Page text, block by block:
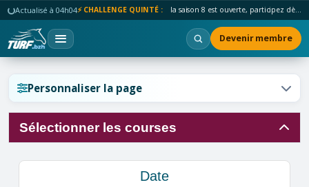
Actualisé à 04h04⚡ CHALLENGE QUINTÉ : la saison 8 est ouverte, participez dès maintenant !
Devenir membre
Personnaliser la page
Sélectionner les courses
Date
Réinitialiser l'affichage ?
Réinitialiser